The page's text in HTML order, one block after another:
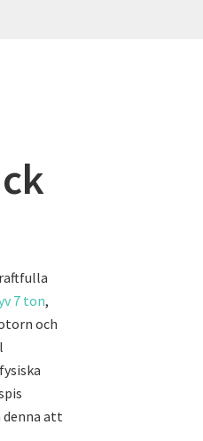
7 ton,
och
denna att